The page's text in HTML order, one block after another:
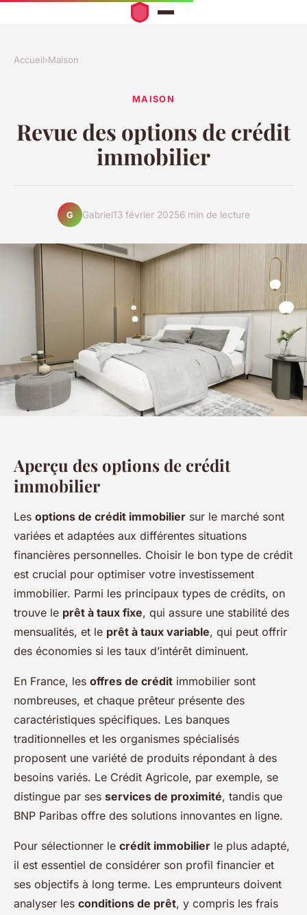
Accueil›Maison
MAISON
Revue des options de crédit
immobilier
G Gabriel13 février 20256 min de lecture
Aperçu des options de crédit
immobilier
Les options de crédit immobilier sur le marché sont
variées et adaptées aux différentes situations
financières personnelles. Choisir le bon type de crédit
est crucial pour optimiser votre investissement
immobilier. Parmi les principaux types de crédits, on
trouve le prêt à taux fixe, qui assure une stabilité des
mensualités, et le prêt à taux variable, qui peut offrir
des économies si les taux d’intérêt diminuent.
En France, les offres de crédit immobilier sont
nombreuses, et chaque prêteur présente des
caractéristiques spécifiques. Les banques
traditionnelles et les organismes spécialisés
proposent une variété de produits répondant à des
besoins variés. Le Crédit Agricole, par exemple, se
distingue par ses services de proximité, tandis que
BNP Paribas offre des solutions innovantes en ligne.
Pour sélectionner le crédit immobilier le plus adapté,
il est essentiel de considérer son profil financier et
ses objectifs à long terme. Les emprunteurs doivent
analyser les conditions de prêt, y compris les frais